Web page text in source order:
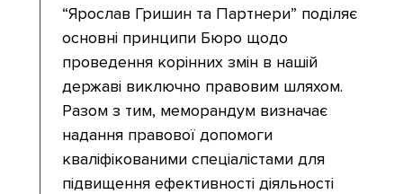
“Ярослав Гришин та Партнери” поділяє
основні принципи Бюро щодо
проведення корінних змін в нашій
державі виключно правовим шляхом.
Разом з тим, меморандум визначає
надання правової допомоги
кваліфікованими спеціалістами для
підвищення ефективності діяльності